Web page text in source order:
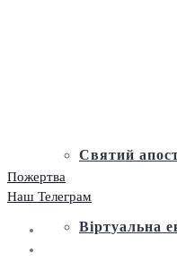
Святий
Віртуальна
Пожертва
Наш Телеграм